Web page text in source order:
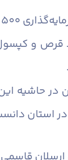
در حاشیه
در استان